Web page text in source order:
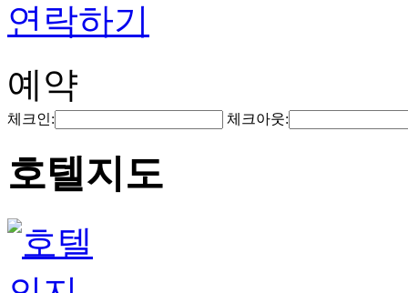
연락하기
예약
체크인: 체크아웃:
호텔지도